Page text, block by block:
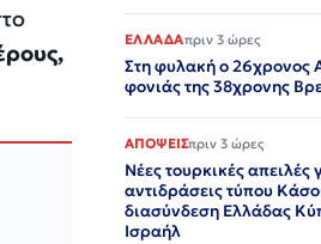
ΕΛΛΑΔΑπριν 3 ώρες
Στη φυλακή ο 26χρονος
φονιάς της 38χρονης
ΑΠΟΨΕΙΣπριν 3 ώρες
Νέες τουρκικές απειλές
αντιδράσεις τύπου
διασύνδεση Ελλάδας
Ισραήλ